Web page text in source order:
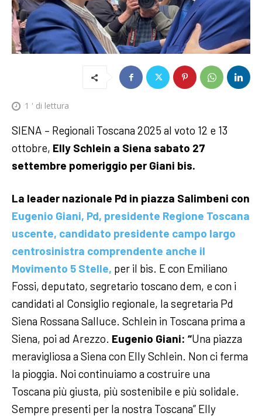
1 ' di lettura
SIENA – Regionali Toscana 2025 al voto 12 e 13
ottobre, Elly Schlein a Siena sabato 27
settembre pomeriggio per Giani bis.
La leader nazionale Pd in piazza Salimbeni con
Eugenio Giani, Pd, presidente Regione Toscana
uscente, candidato presidente campo largo
centrosinistra comprendente anche il
Movimento 5 Stelle, per il bis. E con Emiliano
Fossi, deputato, segretario toscano dem, e con i
candidati al Consiglio regionale, la segretaria Pd
Siena Rossana Salluce. Schlein in Toscana prima a
Siena, poi ad Arezzo. Eugenio Giani: “Una piazza
meravigliosa a Siena con Elly Schlein. Non ci ferma
la pioggia. Noi continuiamo a costruire una
Toscana più giusta, più sostenibile e più solidale.
Sempre presenti per la nostra Toscana” Elly